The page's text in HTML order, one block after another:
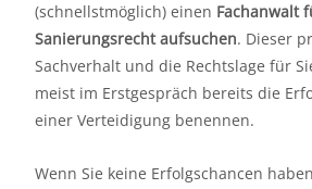
(schnellstmöglich) einen Fachanwalt
Sanierungsrecht aufsuchen. Dieser
Sachverhalt und die Rechtslage für
meist im Erstgespräch bereits die
einer Verteidigung benennen.
Wenn Sie keine Erfolgschancen